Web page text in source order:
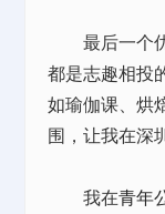
最后一个优
都是志趣相投
如瑜伽课、烘
围，让我在深
我在青年